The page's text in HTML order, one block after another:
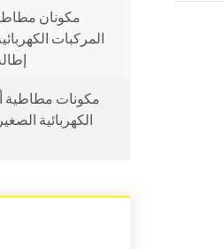
مكونان
المركبات
مكونات مطاطية
الكهربائية